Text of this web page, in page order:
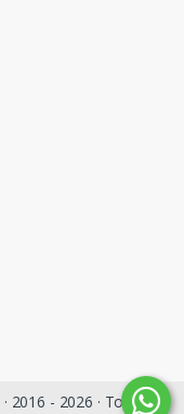
· 2016 - 2026 · Todos